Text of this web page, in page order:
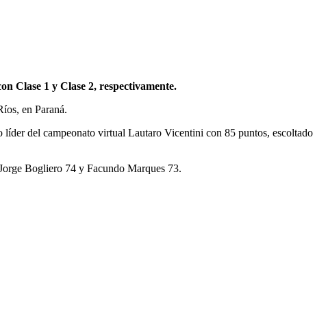
Clase 1 y Clase 2, respectivamente.
en Paraná.
líder del campeonato virtual Lautaro Vicentini con 85 puntos, escoltado
Bogliero 74 y Facundo Marques 73.